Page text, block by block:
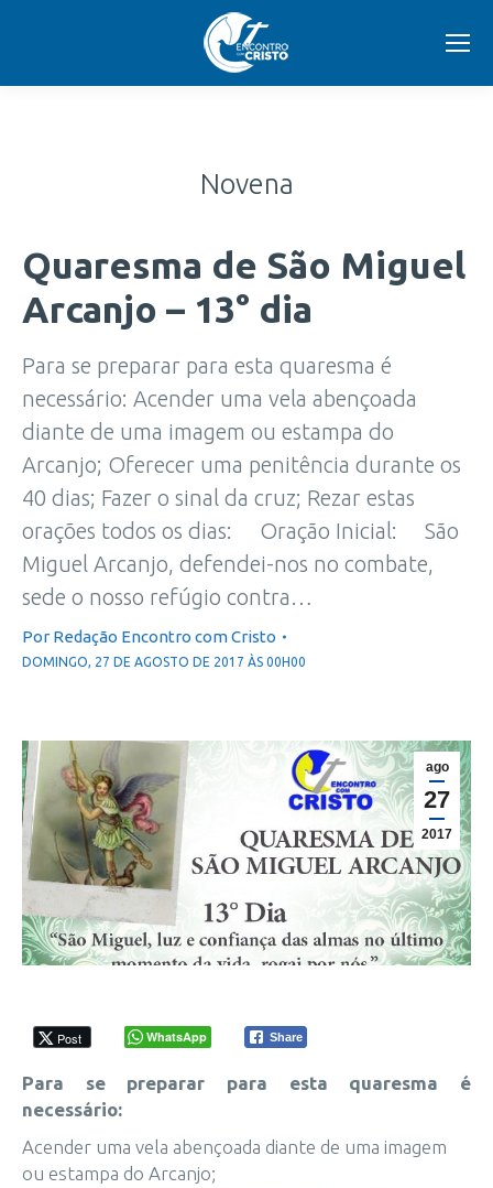
Novena
Quaresma de São Miguel
Arcanjo – 13° dia
Para se preparar para esta quaresma é
necessário: Acender uma vela abençoada
diante de uma imagem ou estampa do
Arcanjo; Oferecer uma penitência durante os
40 dias; Fazer o sinal da cruz; Rezar estas
orações todos os dias: Oração Inicial: São
Miguel Arcanjo, defendei-nos no combate,
sede o nosso refúgio contra…
Por Redação Encontro com Cristo
DOMINGO, 27 DE AGOSTO DE 2017 ÀS 00H00
ago
27
2017
Post WhatsApp Share
Para se preparar para esta quaresma é
necessário:
Acender uma vela abençoada diante de uma imagem
ou estampa do Arcanjo;